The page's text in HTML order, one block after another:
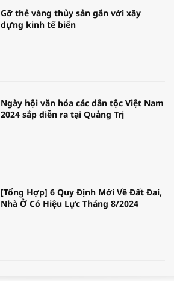
Gỡ thẻ vàng thủy sản gắn với xây
dựng kinh tế biển
Ngày hội văn hóa các dân tộc Việt Nam
2024 sắp diễn ra tại Quảng Trị
[Tổng Hợp] 6 Quy Định Mới Về Đất Đai,
Nhà Ở Có Hiệu Lực Tháng 8/2024